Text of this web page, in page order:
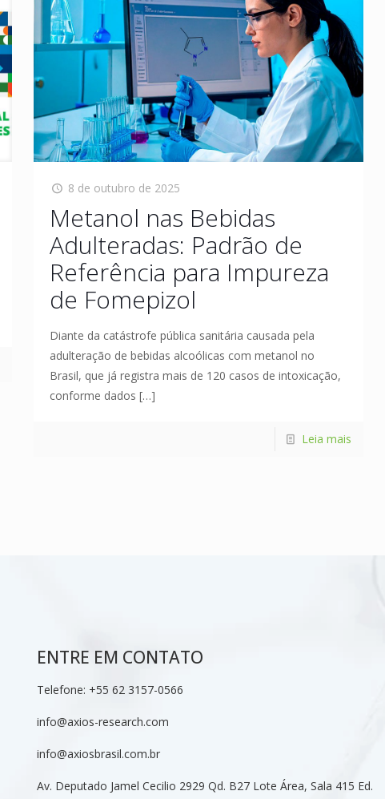
8 de outubro de 2025
Metanol nas Bebidas
Adulteradas: Padrão de
Referência para Impureza
de Fomepizol
Diante da catástrofe pública sanitária causada pela
adulteração de bebidas alcoólicas com metanol no
Brasil, que já registra mais de 120 casos de intoxicação,
conforme dados […]
Leia mais
ENTRE EM CONTATO
Telefone: +55 62 3157-0566
info@axios-research.com
info@axiosbrasil.com.br
Av. Deputado Jamel Cecilio 2929 Qd. B27 Lote Área, Sala 415 Ed.